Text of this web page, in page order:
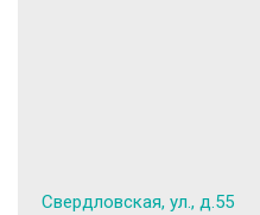
Свердловская, ул., д.55